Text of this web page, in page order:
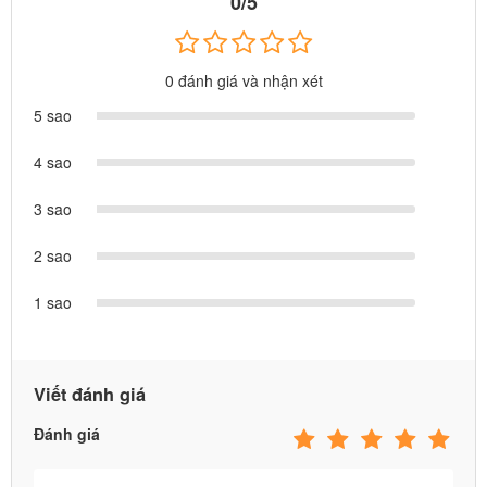
✪ Feedback khu vui chơi được lắp đặt tại Bình Tân, HCM
0 đánh giá và nhận xét
5 sao
4 sao
3 sao
2 sao
1 sao
Viết đánh giá
Đánh giá